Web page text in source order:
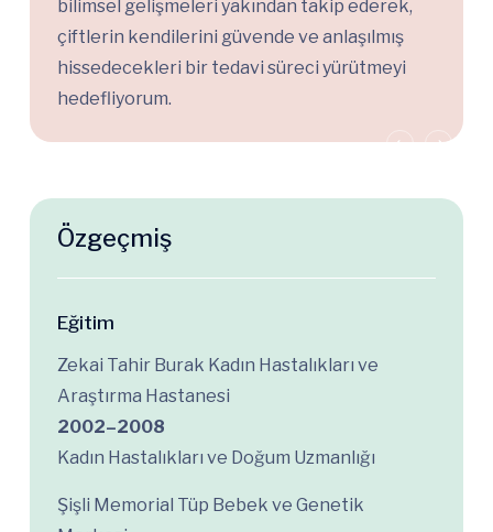
bilimsel gelişmeleri yakından takip ederek,
çiftlerin kendilerini güvende ve anlaşılmış
hissedecekleri bir tedavi süreci yürütmeyi
hedefliyorum.
Özgeçmiş
Eğitim
Zekai Tahir Burak Kadın Hastalıkları ve
Araştırma Hastanesi
2002–2008
Kadın Hastalıkları ve Doğum Uzmanlığı
Şişli Memorial Tüp Bebek ve Genetik